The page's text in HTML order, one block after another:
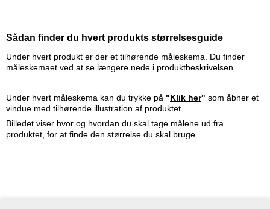
Sådan finder du hvert produkts størrelsesguide
Under hvert produkt er der et tilhørende måleskema. Du finder
måleskemaet ved at se længere nede i produktbeskrivelsen.
Under hvert måleskema kan du trykke på "Klik her" som åbner et
vindue med tilhørende illustration af produktet.
Billedet viser hvor og hvordan du skal tage målene ud fra
produktet, for at finde den størrelse du skal bruge.